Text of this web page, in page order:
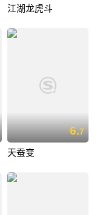
江湖龙虎斗
6.7
天蚕变